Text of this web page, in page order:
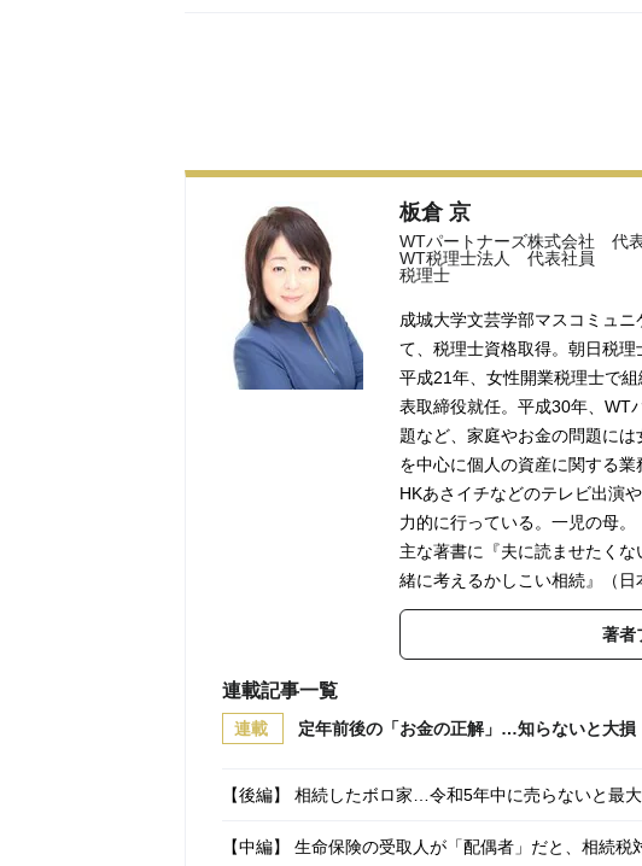
板倉 京
WTパートナーズ株式会社 代
WT税理士法人 代表社員
税理士
成城大学文芸学部マスコミュ
て、税理士資格取得。朝日税理
平成21年、女性開業税理士で
表取締役就任。平成30年、WT
題など、家庭やお金の問題に
を中心に個人の資産に関する
HKあさイチなどのテレビ出演
力的に行っている。一児の母。
主な著書に『夫に読ませたく
緒に考えるかしこい相続』（日
著者
連載記事一覧
連載 定年前後の「お金の正解」…知らないと大損
【後編】 相続したボロ家…令和5年中に売らないと最
【中編】 生命保険の受取人が「配偶者」だと、相続税